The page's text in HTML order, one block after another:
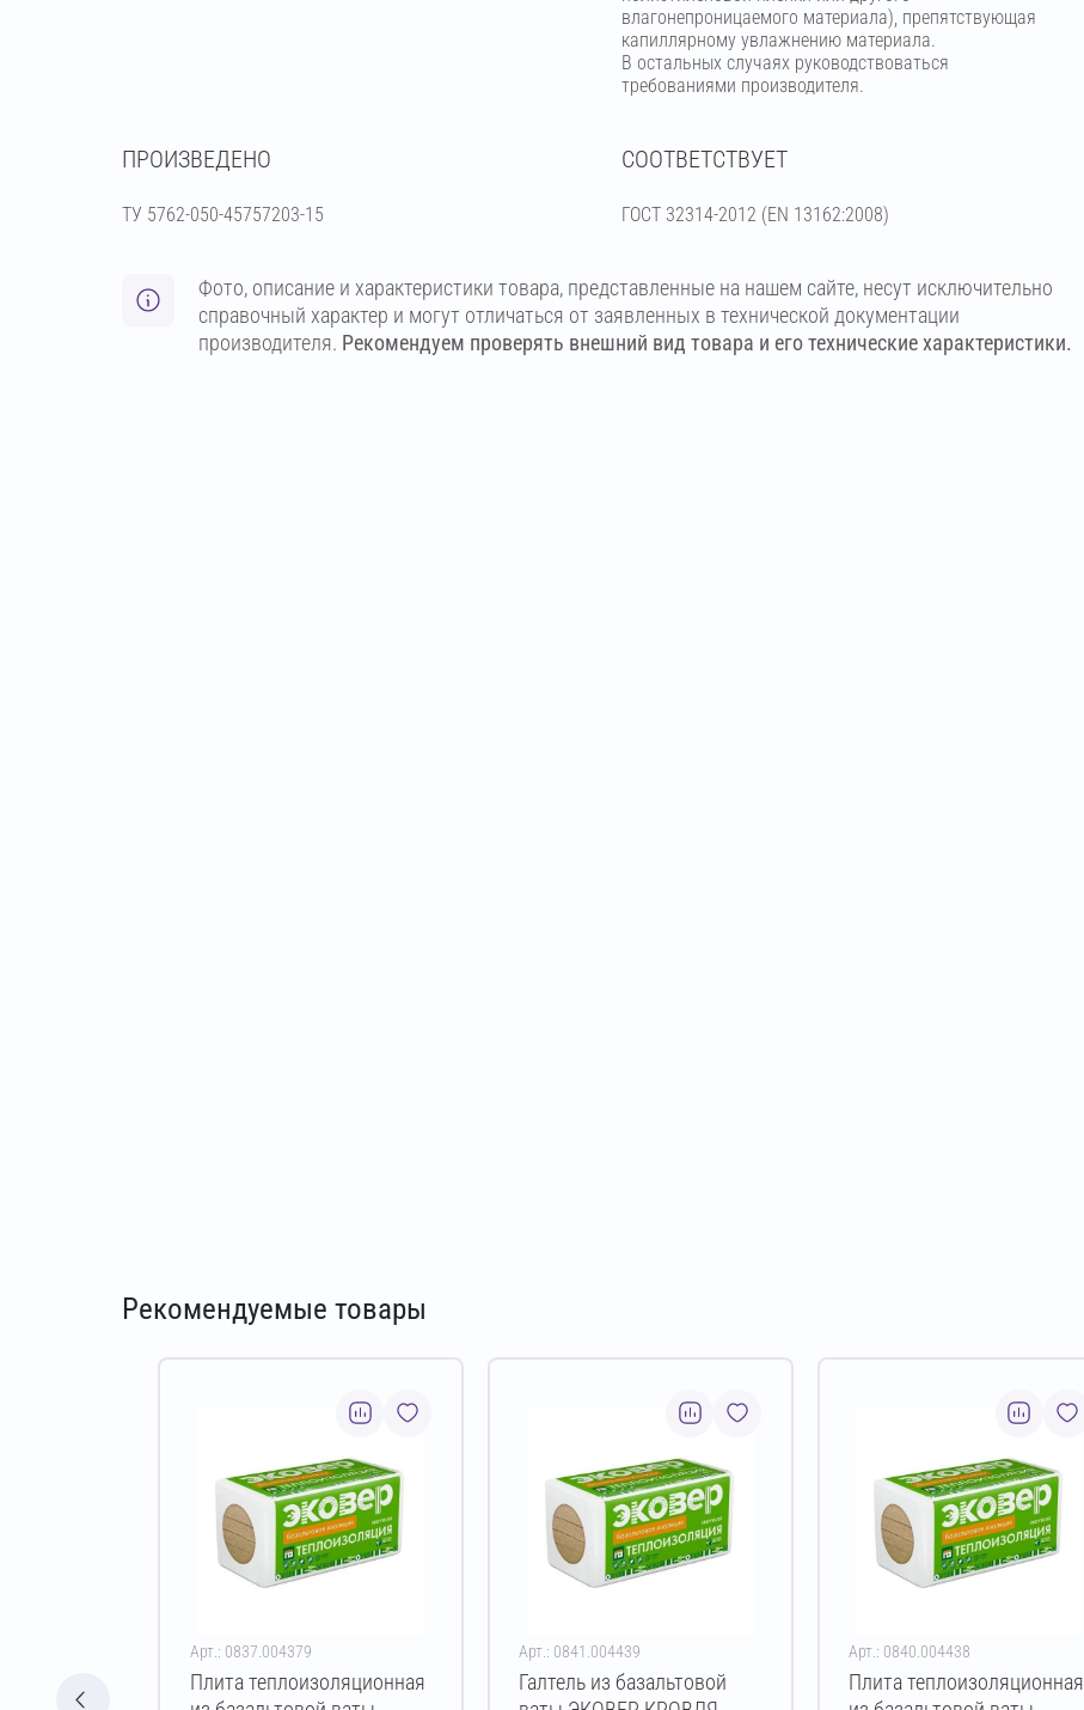
влагонепроницаемого материала), препятствующая
капиллярному увлажнению материала.
В остальных случаях руководствоваться
требованиями производителя.
ПРОИЗВЕДЕНО
ТУ 5762-050-45757203-15
СООТВЕТСТВУЕТ
ГОСТ 32314-2012 (ЕN 13162:2008)
Фото, описание и характеристики товара, представленные на нашем сайте, несут исключительно
справочный характер и могут отличаться от заявленных в технической документации
производителя. Рекомендуем проверять внешний вид товара и его технические характеристики.
Рекомендуемые товары
Арт.: 0837.004379
Плита теплоизоляционная
Арт.: 0841.004439
Галтель из базальтовой
Арт.: 0840.004438
Плита теплоизоляционная